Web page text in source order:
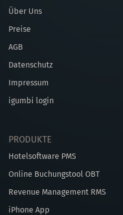
Über Uns
Preise
AGB
Datenschutz
Impressum
igumbi login
PRODUKTE
Hotelsoftware PMS
Online Buchungstool OBT
Revenue Management RMS
iPhone App